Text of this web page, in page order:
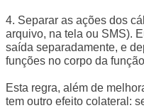
4. Separar as ações dos
arquivo, na tela ou SMS).
saída separadamente, e
funções no corpo da
Esta regra, além de
tem outro efeito colateral: